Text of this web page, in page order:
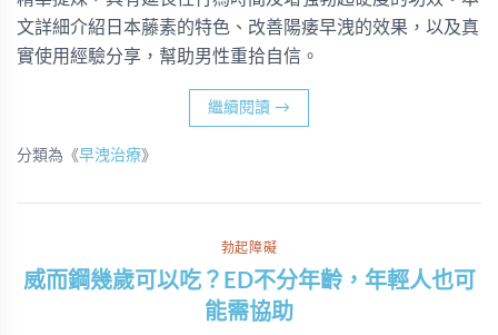
文詳細介紹日本藤素的特色、改善陽痿早洩的效果，以及真
實使用經驗分享，幫助男性重拾自信。
繼續閱讀 →
分類為《早洩治療》
勃起障礙
威而鋼幾歲可以吃？ED不分年齡，年輕人也可
能需協助